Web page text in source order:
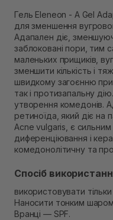
Самовивіз м.
В наявності
Самовивіз м.
Екватор)
Немає в наявності!
Гель Eleneon - A Gel
для зменшення
Адапален діє,
заблоковані пори, тим
маленьких прищиків,
зменшити кількість і
швидкому загоєнню
так і протизапальну
утворення комедонів.
ретиноїда, який діє на
Acne vulgaris, є
диференціювання і
комедонолітичну та
Спосіб
використовувати
Наносити тонким шаром
Вранці — SPF.